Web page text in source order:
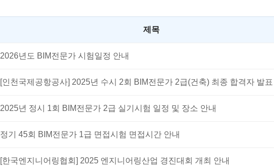
제목
2026년도 BIM전문가 시험일정 안내
[인천국제공항공사] 2025년 수시 2회 BIM전문가 2급(건축) 최종 합격자 발표
2025년 정시 1회 BIM전문가 2급 실기시험 일정 및 장소 안내
정기 45회 BIM전문가 1급 면접시험 면접시간 안내
[한국엔지니어링협회] 2025 엔지니어링산업 경진대회 개최 안내